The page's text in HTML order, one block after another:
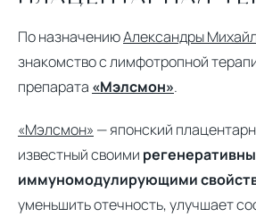
По назначениюАлександры
знакомство с лимфотропной
препарата «Мэлсмон».
«Мэлсмон» — японский
известный своими
иммуномодулирующими
уменьшить отечность, улучшает